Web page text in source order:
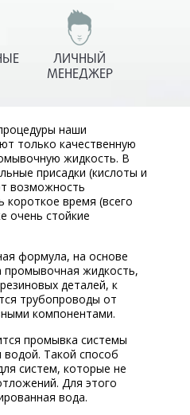
ЛИЧНЫЙ
МЕНЕДЖЕР
наши
только качественную
жидкость. В
присадки (кислоты и
возможность
короткое время (всего
очень стойкие
формула, на основе
промывочная жидкость,
деталей, к
трубопроводы от
компонентами.
промывка системы
водой. Такой способ
систем, которые не
Для этого
вода.